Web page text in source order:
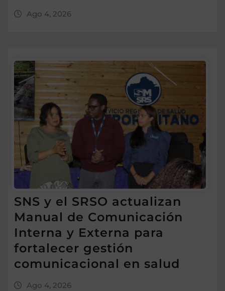
Ago 4, 2026
SNS y el SRSO actualizan
Manual de Comunicación
Interna y Externa para
fortalecer gestión
comunicacional en salud
Ago 4, 2026